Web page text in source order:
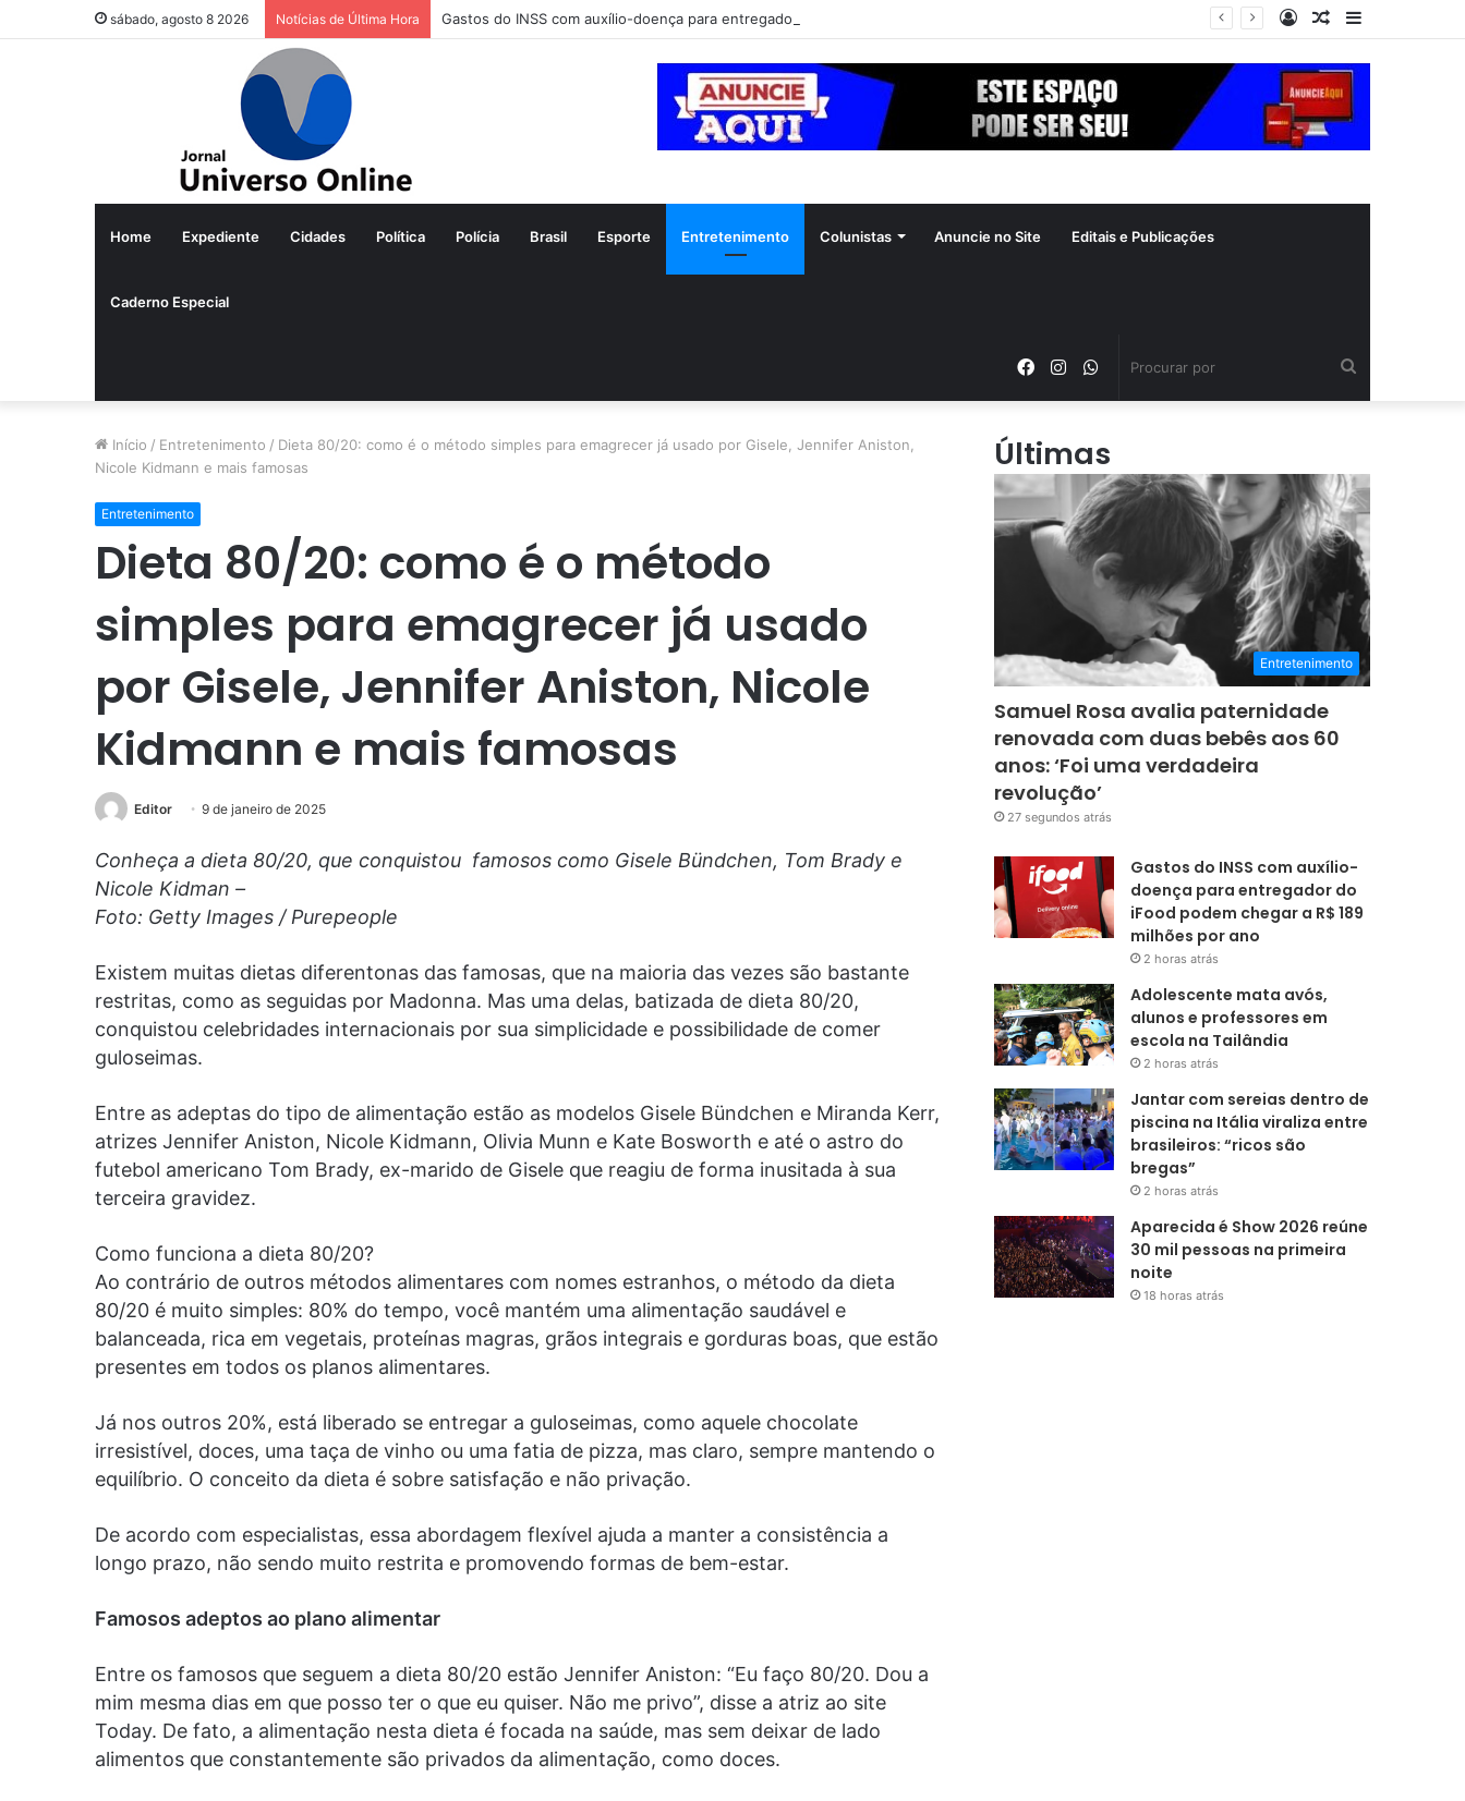
sábado, agosto 8 2026 Notícias de Última Hora Gastos do INSS com auxílio-doença para entregador do iFood podem chegar a R$ 189 milhões por ano
Barra
Artigo
Entrar
Home Expediente Cidades Política Polícia Brasil Esporte Entretenimento Colunistas Anuncie no Site Editais e Publicações
Caderno Especial
WhatsApp
Instagram
Facebook
Início / Entretenimento / Dieta 80/20: como é o método simples para emagrecer já usado por Gisele, Jennifer Aniston,
Nicole Kidmann e mais famosas
Entretenimento
Dieta 80/20: como é o método
simples para emagrecer já usado
por Gisele, Jennifer Aniston, Nicole
Kidmann e mais famosas
Editor 9 de janeiro de 2025
Conheça a dieta 80/20, que conquistou famosos como Gisele Bündchen, Tom Brady e
Nicole Kidman –
Foto: Getty Images / Purepeople
Existem muitas dietas diferentonas das famosas, que na maioria das vezes são bastante
restritas, como as seguidas por Madonna. Mas uma delas, batizada de dieta 80/20,
conquistou celebridades internacionais por sua simplicidade e possibilidade de comer
guloseimas.
Entre as adeptas do tipo de alimentação estão as modelos Gisele Bündchen e Miranda Kerr,
atrizes Jennifer Aniston, Nicole Kidmann, Olivia Munn e Kate Bosworth e até o astro do
futebol americano Tom Brady, ex-marido de Gisele que reagiu de forma inusitada à sua
terceira gravidez.
Como funciona a dieta 80/20?
Ao contrário de outros métodos alimentares com nomes estranhos, o método da dieta
80/20 é muito simples: 80% do tempo, você mantém uma alimentação saudável e
balanceada, rica em vegetais, proteínas magras, grãos integrais e gorduras boas, que estão
presentes em todos os planos alimentares.
Já nos outros 20%, está liberado se entregar a guloseimas, como aquele chocolate
irresistível, doces, uma taça de vinho ou uma fatia de pizza, mas claro, sempre mantendo o
equilíbrio. O conceito da dieta é sobre satisfação e não privação.
De acordo com especialistas, essa abordagem flexível ajuda a manter a consistência a
longo prazo, não sendo muito restrita e promovendo formas de bem-estar.
Famosos adeptos ao plano alimentar
Entre os famosos que seguem a dieta 80/20 estão Jennifer Aniston: “Eu faço 80/20. Dou a
mim mesma dias em que posso ter o que eu quiser. Não me privo”, disse a atriz ao site
Today. De fato, a alimentação nesta dieta é focada na saúde, mas sem deixar de lado
alimentos que constantemente são privados da alimentação, como doces.
Últimas
Entretenimento
Samuel Rosa avalia paternidade
renovada com duas bebês aos 60
anos: ‘Foi uma verdadeira
revolução’
27 segundos atrás
Gastos do INSS com auxílio-
doença para entregador do
iFood podem chegar a R$ 189
milhões por ano
2 horas atrás
Adolescente mata avós,
alunos e professores em
escola na Tailândia
2 horas atrás
Jantar com sereias dentro de
piscina na Itália viraliza entre
brasileiros: “ricos são
bregas”
2 horas atrás
Aparecida é Show 2026 reúne
30 mil pessoas na primeira
noite
18 horas atrás